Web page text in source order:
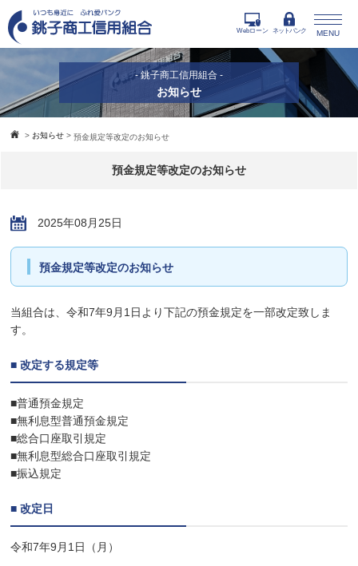
MENU
Webローン ネットバンク
- 銚子商工信用組合 -
お知らせ
> お知らせ >預金規定等改定のお知らせ
預金規定等改定のお知らせ
2025年08月25日
預金規定等改定のお知らせ
当組合は、令和7年9月1日より下記の預金規定を一部改定致しま
す。
■改定する規定等
■普通預金規定
■無利息型普通預金規定
■総合口座取引規定
■無利息型総合口座取引規定
■振込規定
■ 改定日
令和7年9月1日（月）